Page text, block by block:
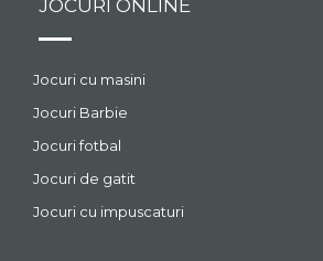
JOCURI ONLINE
Jocuri cu masini
Jocuri Barbie
Jocuri fotbal
Jocuri de gatit
Jocuri cu impuscaturi